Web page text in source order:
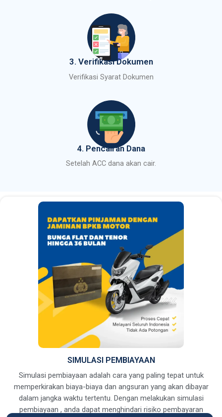
3. Verifikasi Dokumen
Verifikasi Syarat Dokumen
4. Pencairan Dana
Setelah ACC dana akan cair.
SIMULASI PEMBIAYAAN
Simulasi pembiayaan adalah cara yang paling tepat untuk
memperkirakan biaya-biaya dan angsuran yang akan dibayar
dalam jangka waktu tertentu. Dengan melakukan simulasi
pembiayaan , anda dapat menghindari risiko pembayaran